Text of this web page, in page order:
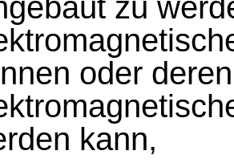
oder
kann,